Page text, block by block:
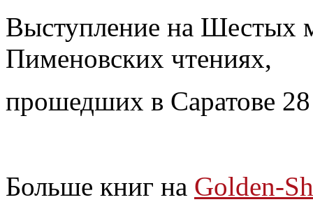
Выступление на Шестых
Пименовских чтениях,
прошедших в Саратове
Больше книг на Golden-